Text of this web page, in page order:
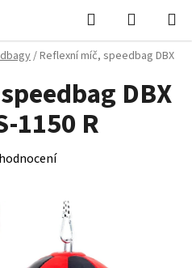
Hledat
KOŠÍK
/Reflexní míč, speedbag DBX
DBX
1150 R